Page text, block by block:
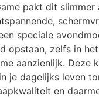
pakt dit slimmer
speciale
opstaan, zelfs in
aanzienlijk. Deze
je dagelijks leven
en